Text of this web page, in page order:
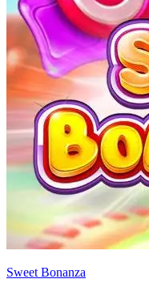
Sweet Bonanza